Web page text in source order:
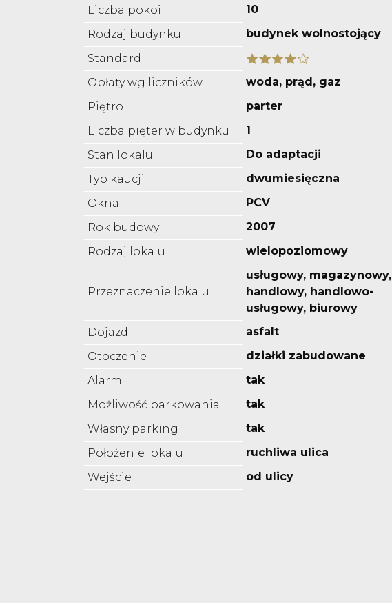
Liczba pokoi
10
Rodzaj budynku
budynek wolnostojący
Standard
Opłaty wg liczników
woda, prąd, gaz
Piętro
parter
Liczba pięter w budynku
1
Stan lokalu
Do adaptacji
Typ kaucji
dwumiesięczna
Okna
PCV
Rok budowy
2007
Rodzaj lokalu
wielopoziomowy
Przeznaczenie lokalu
usługowy, magazynowy,
handlowy, handlowo-
usługowy, biurowy
Dojazd
asfalt
Otoczenie
działki zabudowane
Alarm
tak
Możliwość parkowania
tak
Własny parking
tak
Położenie lokalu
ruchliwa ulica
Wejście
od ulicy